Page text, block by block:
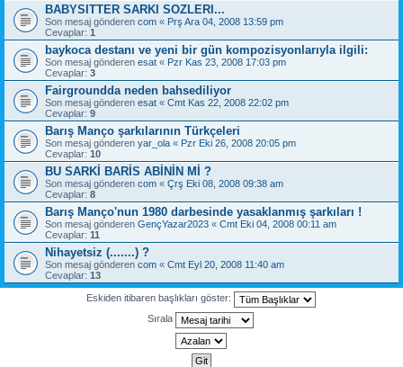
BABYSITTER SARKI SOZLERI...
Son mesaj gönderen com « Prş Ara 04, 2008 13:59 pm
Cevaplar: 1
baykoca destanı ve yeni bir gün kompozisyonlarıyla ilgili:
Son mesaj gönderen esat « Pzr Kas 23, 2008 17:03 pm
Cevaplar: 3
Fairgroundda neden bahsediliyor
Son mesaj gönderen esat « Cmt Kas 22, 2008 22:02 pm
Cevaplar: 9
Barış Manço şarkılarının Türkçeleri
Son mesaj gönderen yar_ola « Pzr Eki 26, 2008 20:05 pm
Cevaplar: 10
BU SARKİ BARİS ABİNİN Mİ ?
Son mesaj gönderen com « Çrş Eki 08, 2008 09:38 am
Cevaplar: 8
Barış Manço'nun 1980 darbesinde yasaklanmış şarkıları !
Son mesaj gönderen GençYazar2023 « Cmt Eki 04, 2008 00:11 am
Cevaplar: 11
Nihayetsiz (.......) ?
Son mesaj gönderen com « Cmt Eyl 20, 2008 11:40 am
Cevaplar: 13
Eskiden itibaren başlıkları göster:
Sırala